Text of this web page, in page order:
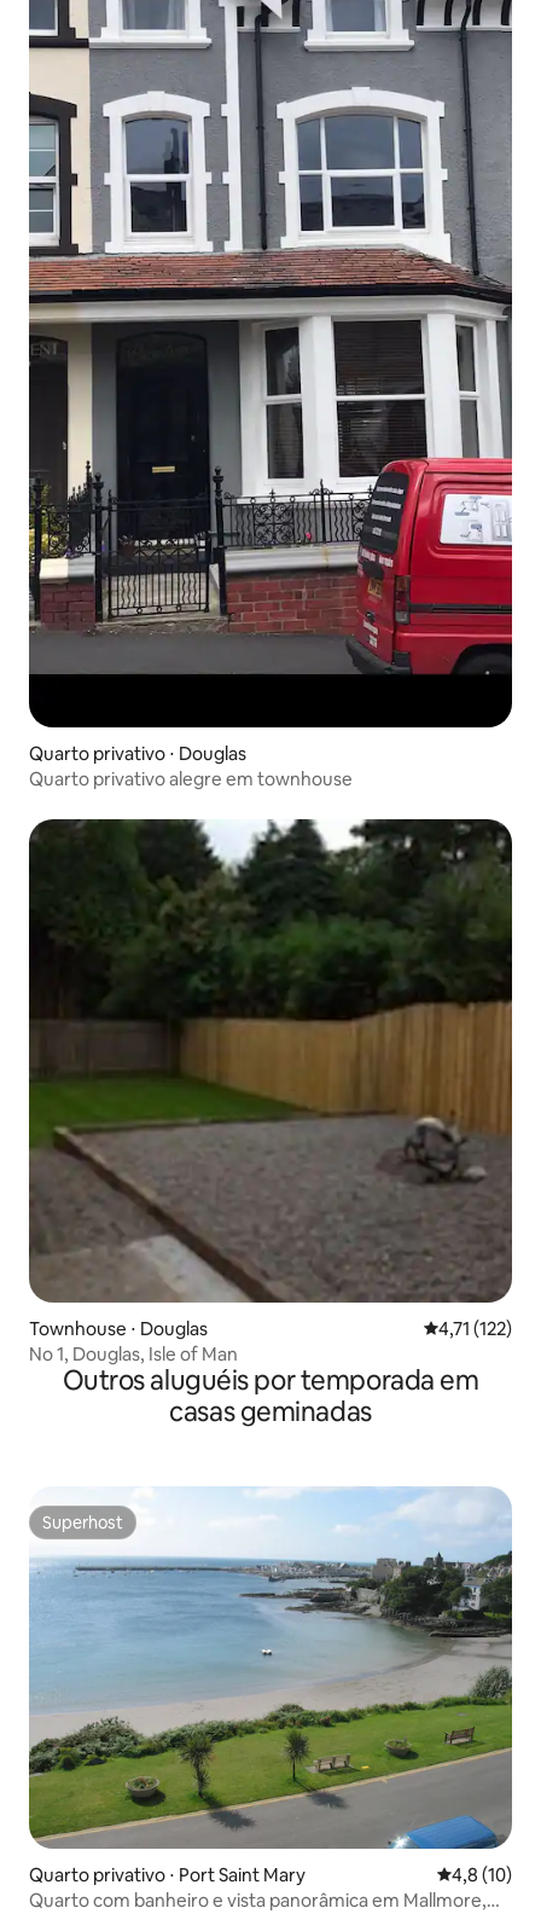
Quarto privativo ⋅ Douglas
Quarto privativo alegre em townhouse
Townhouse ⋅ Douglas 4,71 de uma
4,71 (122)
No 1, Douglas, Isle of Man
Outros aluguéis por temporada em
casas geminadas
Superhost
Superhost
Quarto privativo ⋅ Port Saint Mary 4,8 de uma
4,8 (10)
Quarto com banheiro e vista panorâmica em Mallmore,